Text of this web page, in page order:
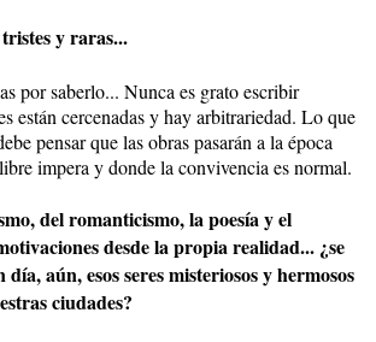
y raras...
por saberlo... Nunca es grato escribir
están cercenadas y hay arbitrariedad. Lo que
pensar que las obras pasarán a la época
impera y donde la convivencia es normal.
del romanticismo, la poesía y el
desde la propia realidad... ¿se
aún, esos seres misteriosos y hermosos
ciudades?